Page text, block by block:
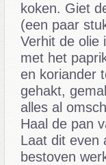
koken. Giet
(een paar
Verhit de olie
met het
en koriander
gehakt,
alles al
Haal de pan
Laat dit even
bestoven